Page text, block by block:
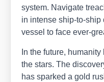
sys­tem. Navi­ga­te
in inten­se ship-to-ship
ves­sel to face ever-
In the future,
the stars. The
has spark­ed a gold